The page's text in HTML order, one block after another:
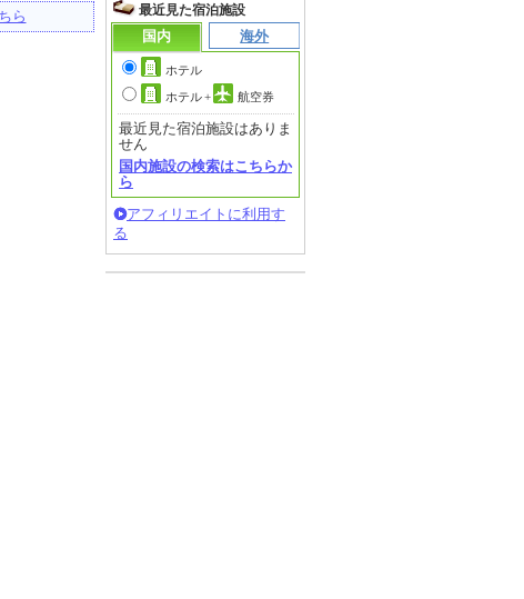
ら
最近見た宿泊施設
国内
海外
ホテル
ホテル+ 航空券
最近見た宿泊施設はありま
せん
国内施設の検索はこちらか
ら
アフィリエイトに利用す
る